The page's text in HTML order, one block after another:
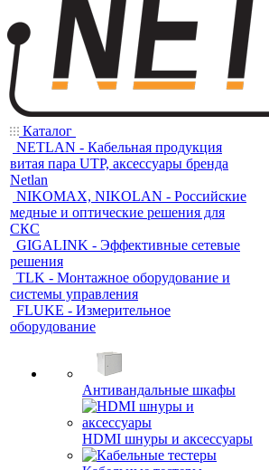
Каталог
NETLAN - Кабельная продукция
витая пара UTP, аксессуары бренда
Netlan
NIKOMAX, NIKOLAN - Российские
медные и оптические решения для
СКС
GIGALINK - Эффективные сетевые
решения
TLK - Монтажное оборудование и
системы управления
FLUKE - Измерительное
оборудование
Антивандальные шкафы
HDMI шнуры и аксессуары